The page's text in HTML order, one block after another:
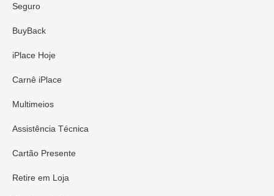
Seguro
BuyBack
iPlace Hoje
Carnê iPlace
Multimeios
Assistência Técnica
Cartão Presente
Retire em Loja